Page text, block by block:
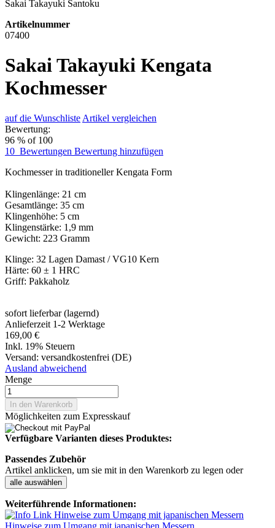
Sakai Takayuki Santoku
Artikelnummer
07400
Sakai Takayuki Kengata
Kochmesser
auf die Wunschliste Artikel vergleichen
Bewertung:
96 % of 100
10 Bewertungen Bewertung hinzufügen
Kochmesser in traditioneller Kengata Form
Klingenlänge: 21 cm
Gesamtlänge: 35 cm
Klingenhöhe: 5 cm
Klingenstärke: 1,9 mm
Gewicht: 223 Gramm
Klinge: 32 Lagen Damast / VG10 Kern
Härte: 60 ± 1 HRC
Griff: Pakkaholz
sofort lieferbar (lagernd)
Anlieferzeit 1-2 Werktage
169,00 €
Inkl. 19% Steuern
Versand: versandkostenfrei (DE)
Ausland abweichend
Menge
In den Warenkorb
Möglichkeiten zum Expresskauf
Verfügbare Varianten dieses Produktes:
Passendes Zubehör
Artikel anklicken, um sie mit in den Warenkorb zu legen oder
alle auswählen
Weiterführende Informationen:
Hinweise zum Umgang mit japanischen Messern